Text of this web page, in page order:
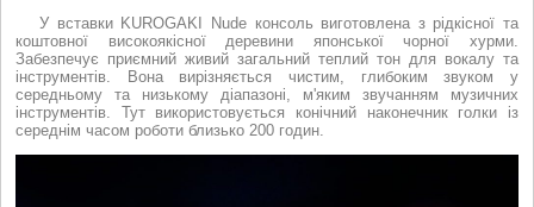
У вставки KUROGAKI Nude консоль виготовлена з рідкісної та
коштовної високоякісної деревини японської чорної хурми.
Забезпечує приємний живий загальний теплий тон для вокалу та
інструментів. Вона вирізняється чистим, глибоким звуком у
середньому та низькому діапазоні, м'яким звучанням музичних
інструментів. Тут використовується конічний наконечник голки із
середнім часом роботи близько 200 годин.